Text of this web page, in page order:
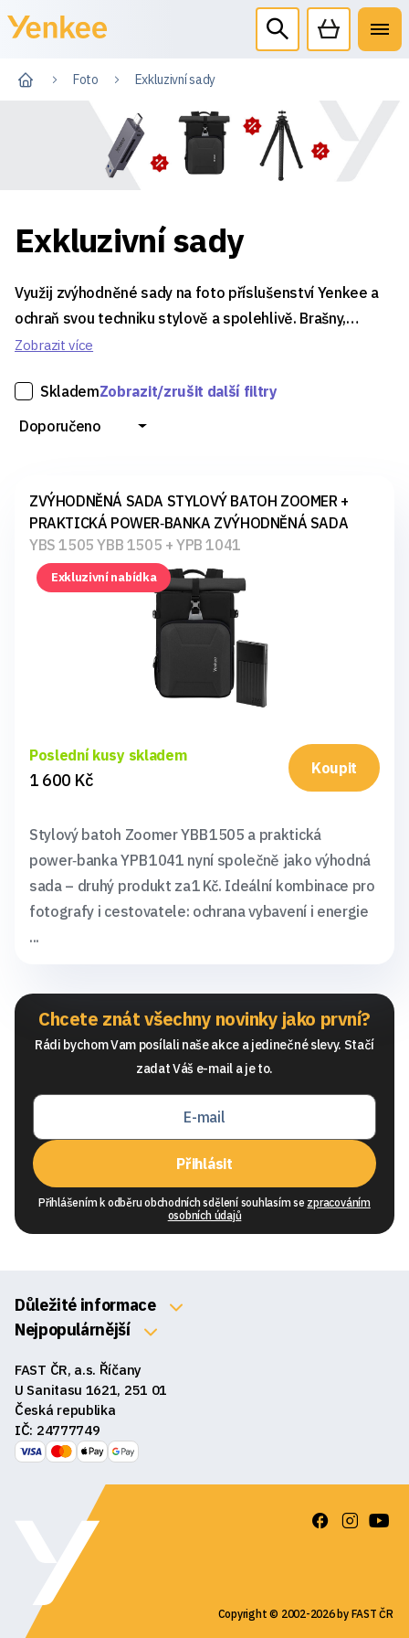
Foto Exkluzivní sady
Exkluzivní sady
Využij zvýhodněné sady na foto příslušenství Yenkee a
ochraň svou techniku stylově a spolehlivě. Brašny,
batohy, stativy nebo čtečky karet – vše, co potřebuješ
bezproblémovou práci v terénu i doma. Sleduj naše akce
a vyber si kvalitní vybavení za skvělé ceny.
Zobrazit více
SklademZobrazit/zrušit další filtry
Doporučeno
ZVÝHODNĚNÁ SADA STYLOVÝ BATOH ZOOMER +
PRAKTICKÁ POWER‑BANKA ZVÝHODNĚNÁ SADA
YBS 1505 YBB 1505 + YPB 1041
Exkluzivní nabídka
Poslední kusy skladem
1 600 Kč
Koupit
Stylový batoh Zoomer YBB 1505 a praktická
power‑banka YPB 1041 nyní společně jako výhodná
sada – druhý produkt za 1 Kč. Ideální kombinace pro
fotografy i cestovatele: ochrana vybavení i energie
...
Chcete znát všechny novinky jako první?
Rádi bychom Vam posílali naše akce a jedinečné slevy. Stačí
zadat Váš e-mail a je to.
Přihlásit
Přihlášením k odběru obchodních sdělení souhlasím se zpracováním
osobních údajů
Důležité informace
O nás
Obchodní podmínky
Reklamace a vrácení zboží
GDPR
Nejpopulárnější
Myši
Sluchátka
Reproduktory
Podložky pod myš
FAST ČR, a.s. Říčany
U Sanitasu 1621, 251 01
Česká republika
IČ: 24777749
Copyright © 2002-2026 by FAST ČR